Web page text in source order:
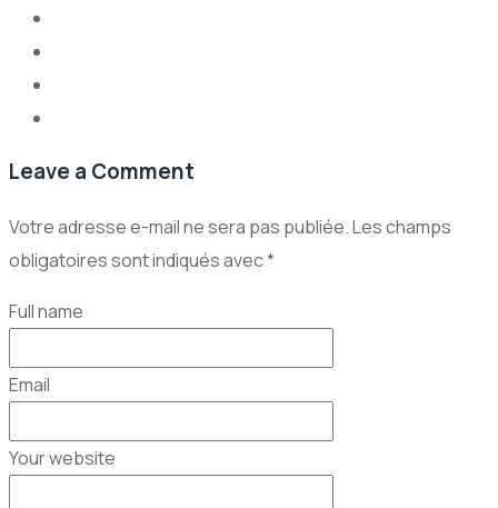
Leave a Comment
Votre adresse e-mail ne sera pas publiée.Les champs
obligatoires sont indiqués avec*
Full name
Email
Your website